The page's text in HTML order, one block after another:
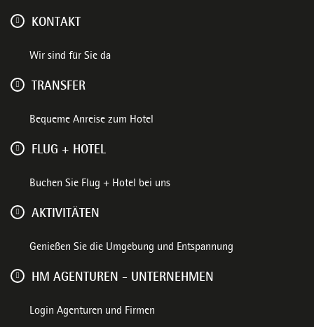
KONTAKT
Wir sind für Sie da
TRANSFER
Bequeme Anreise zum Hotel
FLUG + HOTEL
Buchen Sie Flug + Hotel bei uns
AKTIVITÄTEN
Genießen Sie die Umgebung und Entspannung
HM AGENTUREN - UNTERNEHMEN
Login Agenturen und Firmen